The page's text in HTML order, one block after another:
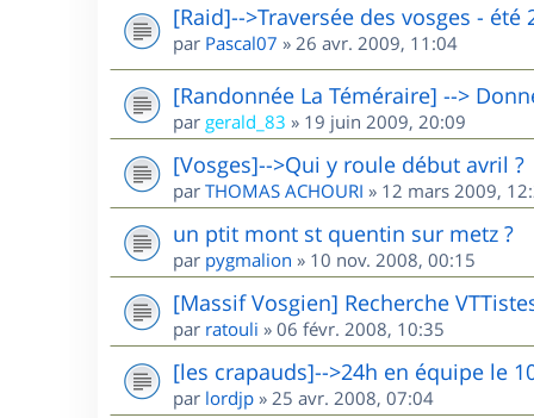
[Raid]-->Traversée des vosges - été
par Pascal07 » 26 avr. 2009, 11:04
[Randonnée La Téméraire] -->
par gerald_83 » 19 juin 2009, 20:09
[Vosges]-->Qui y roule début avril ?
par THOMAS ACHOURI » 12 mars 2009,
un ptit mont st quentin sur metz ?
par pygmalion » 10 nov. 2008, 00:15
[Massif Vosgien] Recherche
par ratouli » 06 févr. 2008, 10:35
[les crapauds]-->24h en équipe le
par lordjp » 25 avr. 2008, 07:04